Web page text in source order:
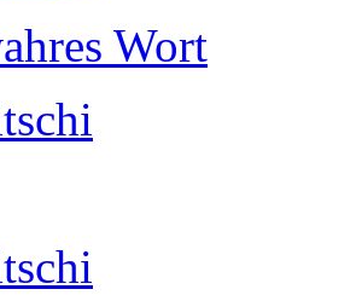
Wort